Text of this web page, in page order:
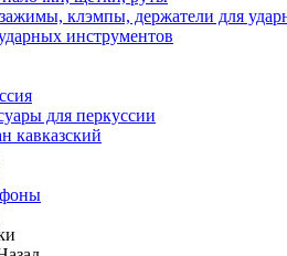
клэмпы, держатели для
инструментов
для перкуссии
кавказский